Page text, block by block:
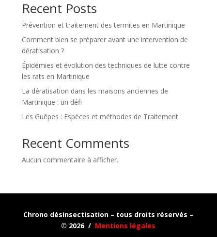
Recent Posts
Prévention et traitement des termites en Martinique
Comment bien se préparer avant une intervention de
dératisation ?
Épidémies et évolution des techniques de lutte contre
les rats en Martinique
La dératisation dans les maisons anciennes de
Martinique : un défi
Les Guêpes : Espèces et méthodes de Traitement
Recent Comments
Aucun commentaire à afficher.
Chrono désinsectisation – tous droits réservés –
© 2026 / Mentions légales